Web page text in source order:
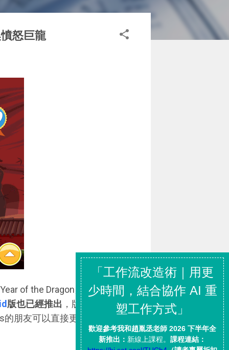
怒巨龍
of the Dragon」， 目前這款
版也已經推出 ，版本號會是
的朋友可以直接更新，就能在